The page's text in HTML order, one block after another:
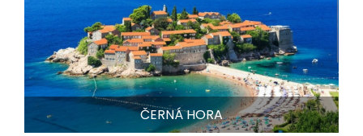
ČERNÁ HORA